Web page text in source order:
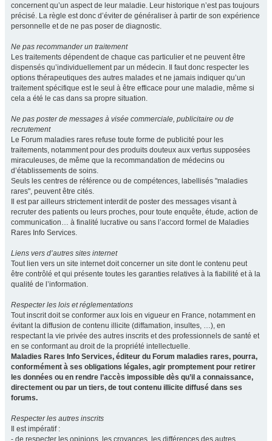
concernent qu’un aspect de leur maladie. Leur historique n’est pas toujours
précisé. La règle est donc d’éviter de généraliser à partir de son expérience
personnelle et de ne pas poser de diagnostic.
Ne pas recommander un traitement
Les traitements dépendent de chaque cas particulier et ne peuvent être
dispensés qu’individuellement par un médecin. Il faut donc respecter les
options thérapeutiques des autres malades et ne jamais indiquer qu’un
traitement spécifique est le seul à être efficace pour une maladie, même si
cela a été le cas dans sa propre situation.
Ne pas poster de messages à visée commerciale, publicitaire ou de
recrutement
Le Forum maladies rares refuse toute forme de publicité pour les
traitements, notamment pour des produits douteux aux vertus supposées
miraculeuses, de même que la recommandation de médecins ou
d’établissements de soins.
Seuls les centres de référence ou de compétences, labellisés "maladies
rares", peuvent être cités.
Il est par ailleurs strictement interdit de poster des messages visant à
recruter des patients ou leurs proches, pour toute enquête, étude, action de
communication… à finalité lucrative ou sans l’accord formel de Maladies
Rares Info Services.
Liens vers d’autres sites internet
Tout lien vers un site internet doit concerner un site dont le contenu peut
être contrôlé et qui présente toutes les garanties relatives à la fiabilité et à la
qualité de l’information.
Respecter les lois et réglementations
Tout inscrit doit se conformer aux lois en vigueur en France, notamment en
évitant la diffusion de contenu illicite (diffamation, insultes, …), en
respectant la vie privée des autres inscrits et des professionnels de santé et
en se conformant au droit de la propriété intellectuelle.
Maladies Rares Info Services, éditeur du Forum maladies rares, pourra,
conformément à ses obligations légales, agir promptement pour retirer
les données ou en rendre l’accès impossible dès qu’il a connaissance,
directement ou par un tiers, de tout contenu illicite diffusé dans ses
forums.
Respecter les autres inscrits
Il est impératif :
- de respecter les opinions, les croyances, les différences des autres